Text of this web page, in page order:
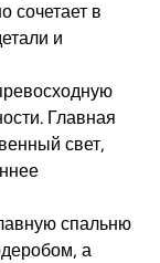
сочетает в
и
Главная
свет,
спальню
а